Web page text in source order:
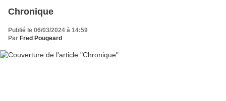
Chronique
Publié le 06/03/2024 à 14:59
Par Fred Pougeard